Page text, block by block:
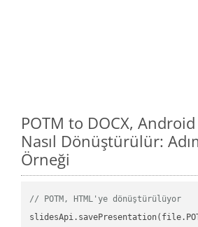
POTM to DOCX,
Nasıl Dönüştürülür:
Örneği
// POTM, HTML'ye dönüştürülüyor